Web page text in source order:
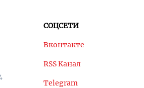
СОЦСЕТИ
Вконтакте
RSS Канал
Telegram